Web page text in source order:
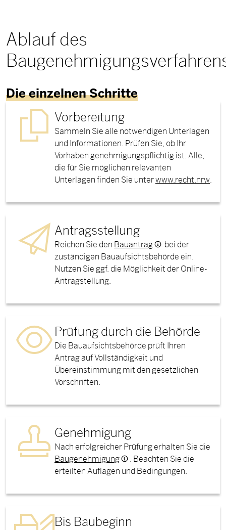
Ablauf des
Die einzelnen Schritte
Vorbereitung
Sammeln Sie alle notwendigen Unterlagen
und Informationen. Prüfen Sie, ob Ihr
Vorhaben genehmigungspflichtig ist. Alle,
die für Sie möglichen relevanten
Unterlagen finden Sie unterwww.recht.nrw.
Antragsstellung
Reichen Sie den Bauantrag
bei der
zuständigen Bauaufsichtsbehörde ein.
Nutzen Sie ggf. die Möglichkeit der Online-
Antragstellung.
Prüfung durch die Behörde
Die Bauaufsichtsbehörde prüft Ihren
Antrag auf Vollständigkeit und
Übereinstimmung mit den gesetzlichen
Vorschriften.
Genehmigung
Nach erfolgreicher Prüfung erhalten Sie die
Baugenehmigung
. Beachten Sie die
erteilten Auflagen und Bedingungen.
Bis Baubeginn